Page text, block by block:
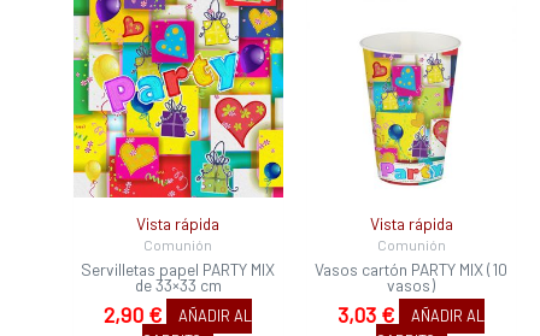
Vista rápida
Comunión
Servilletas papel PARTY MIX
de 33×33 cm
2,90 €
AÑADIR AL
Vista rápida
Comunión
Vasos cartón PARTY MIX (10
vasos)
3,03 €
AÑADIR AL